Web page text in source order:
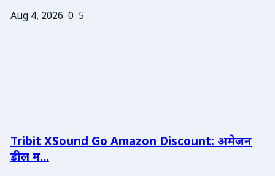
Aug 4, 2026 0 5
Tribit XSound Go Amazon Discount: अमेजन
डील म...